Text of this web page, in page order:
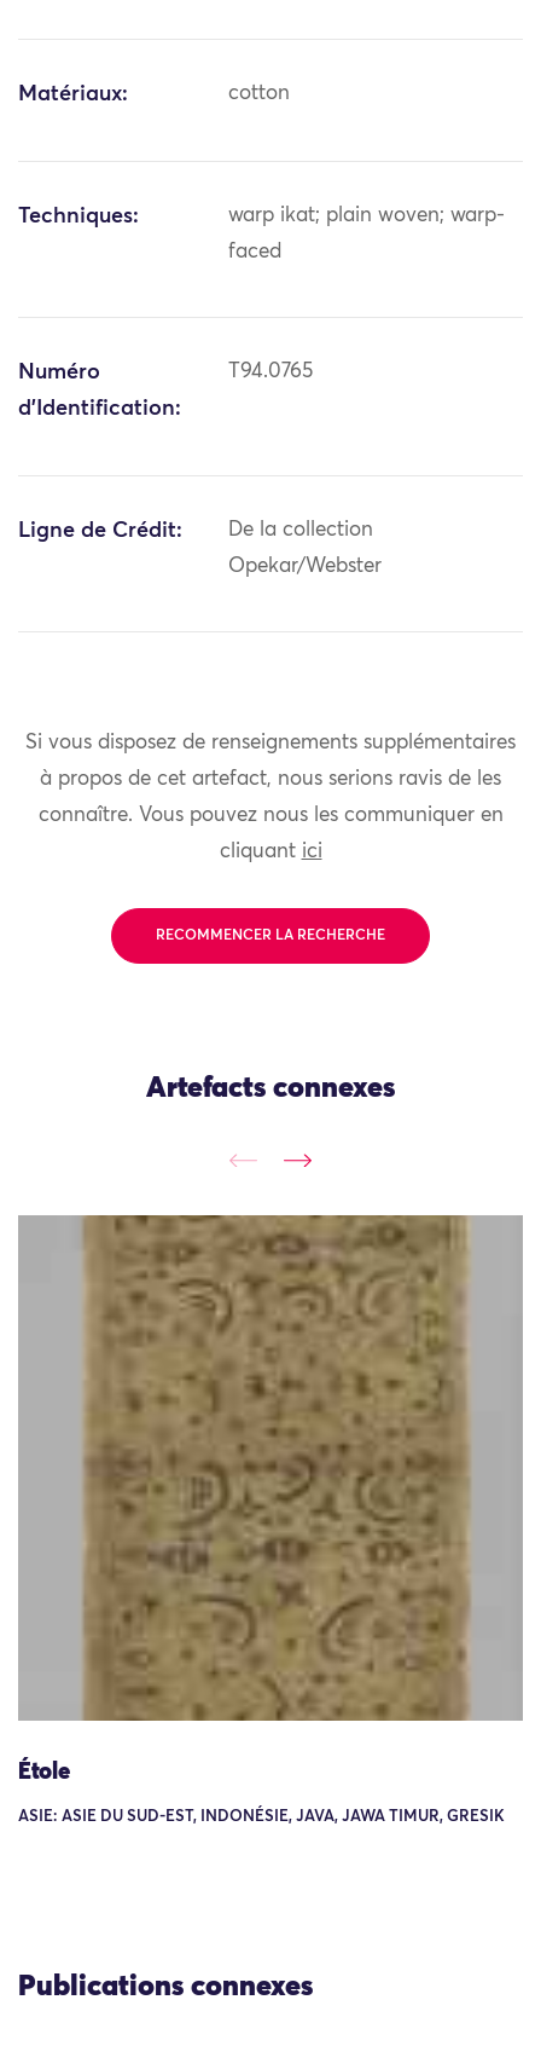
Matériaux: cotton
Techniques:
warp ikat; plain woven; warp-
faced
Numéro
d'Identification:
T94.0765
Ligne de Crédit:
De la collection
Opekar/Webster
Si vous disposez de renseignements supplémentaires
à propos de cet artefact, nous serions ravis de les
connaître. Vous pouvez nous les communiquer en
cliquant ici
RECOMMENCER LA RECHERCHE
Artefacts connexes
Étole
ASIE: ASIE DU SUD-EST, INDONÉSIE, JAVA, JAWA TIMUR, GRESIK
Publications connexes